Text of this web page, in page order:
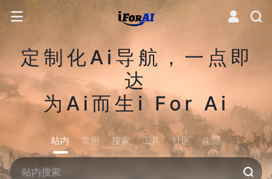
定制化Ai导航，一点即
达
为Ai而生i For Ai
站内 常用 搜索 工具 社区 生活